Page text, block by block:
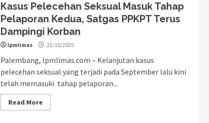
Kasus Pelecehan Seksual Masuk Tahap
Pelaporan Kedua, Satgas PPKPT Terus
Dampingi Korban
lpmlimas 22/10/2025
Palembang, lpmlimas.com – Kelanjutan kasus
pelecehan seksual yang terjadi pada September lalu kini
telah memasuki tahap pelaporan...
Read More